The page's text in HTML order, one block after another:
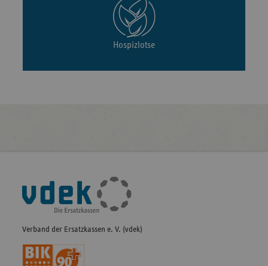
Hospizlotse
Fußleisten-
Navigation
Verband der Ersatzkassen e. V. (vdek)